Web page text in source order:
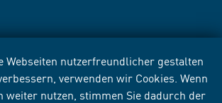
Webseiten nutzerfreundlicher gestalten
verwenden wir Cookies. Wenn
weiter nutzen, stimmen Sie dadurch der